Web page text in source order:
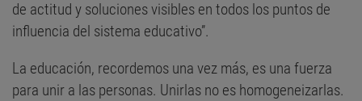
de actitud y soluciones visibles en todos los puntos de
influencia del sistema educativo”.
La educación, recordemos una vez más, es una fuerza
para unir a las personas. Unirlas no es homogeneizarlas.